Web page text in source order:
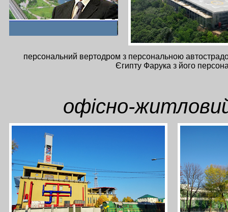
персональний вертодром з персональною
Єгипту Фарука з його
офісно-